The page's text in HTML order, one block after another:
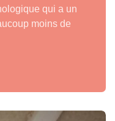
qui a un
moins de